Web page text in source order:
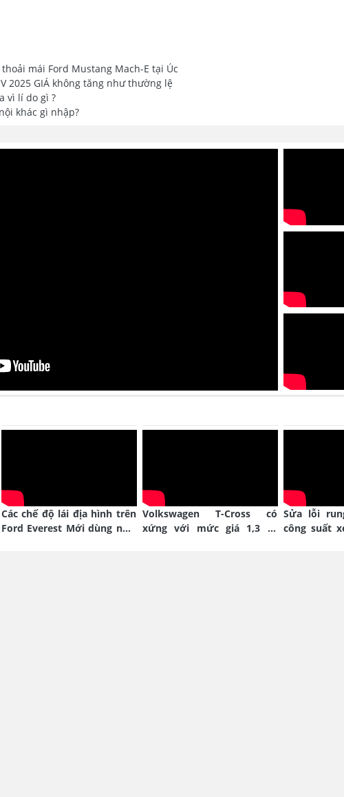
thoải mái Ford Mustang Mach-E tại Úc
2025 GIÁ không tăng như thường lệ
vì lí do gì ?
khác gì nhập?
Các chế độ lái địa hình trên
Ford Everest Mới dùng như
Volkswagen T-Cross có
xứng với mức giá 1,3 tỷ
Sửa lỗi
công suất